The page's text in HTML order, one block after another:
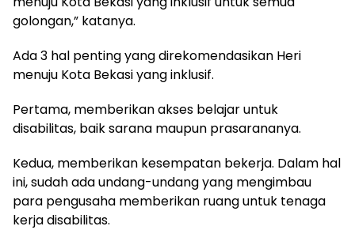
golongan,” katanya.
Ada 3 hal penting yang direkomendasikan Heri
menuju Kota Bekasi yang inklusif.
Pertama, memberikan akses belajar untuk
disabilitas, baik sarana maupun prasarananya.
Kedua, memberikan kesempatan bekerja. Dalam hal
ini, sudah ada undang-undang yang mengimbau
para pengusaha memberikan ruang untuk tenaga
kerja disabilitas.